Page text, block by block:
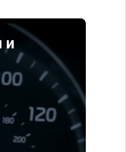
и